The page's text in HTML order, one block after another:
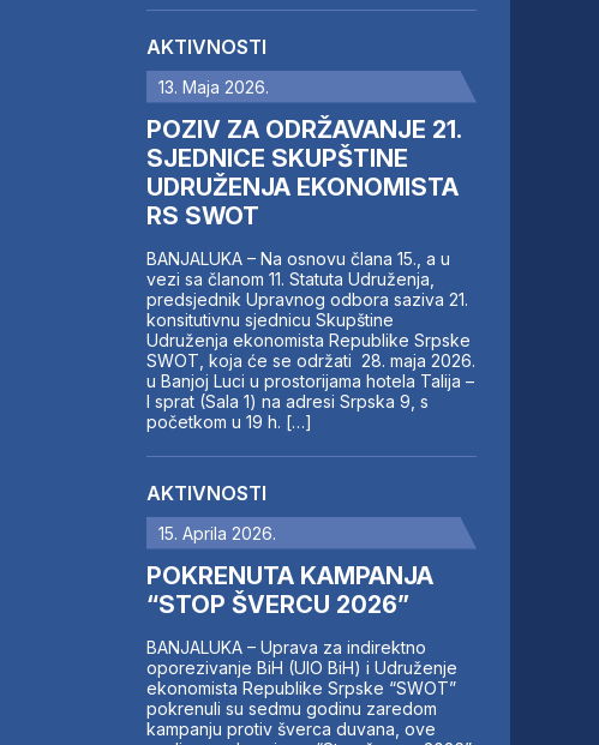
AKTIVNOSTI
13. Maja 2026.
POZIV ZA ODRŽAVANJE 21.
SJEDNICE SKUPŠTINE
UDRUŽENJA EKONOMISTA
RS SWOT
BANJALUKA – Na osnovu člana 15., a u
vezi sa članom 11. Statuta Udruženja,
predsjednik Upravnog odbora saziva 21.
konsitutivnu sjednicu Skupštine
Udruženja ekonomista Republike Srpske
SWOT, koja će se održati 28. maja 2026.
u Banjoj Luci u prostorijama hotela Talija –
I sprat (Sala 1) na adresi Srpska 9, s
početkom u 19 h. […]
AKTIVNOSTI
15. Aprila 2026.
POKRENUTA KAMPANJA
“STOP ŠVERCU 2026”
BANJALUKA – Uprava za indirektno
oporezivanje BiH (UIO BiH) i Udruženje
ekonomista Republike Srpske “SWOT”
pokrenuli su sedmu godinu zaredom
kampanju protiv šverca duvana, ove